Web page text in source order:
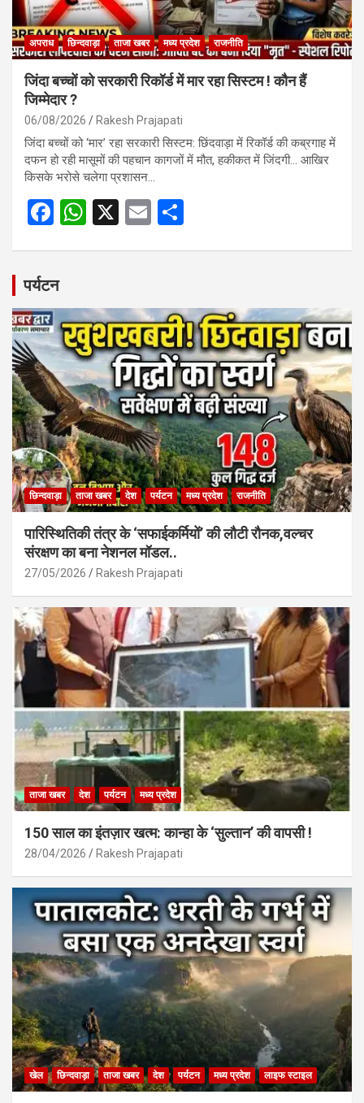
अपराध छिन्दवाड़ा ताजा खबर मध्य प्रदेश राजनीति
जिंदा बच्चों को सरकारी रिकॉर्ड में मार रहा सिस्टम ! कौन हैं
जिम्मेदार ?
06/08/2026 Rakesh Prajapati
जिंदा बच्चों को ‘मार’ रहा सरकारी सिस्टम: छिंदवाड़ा में रिकॉर्ड की कब्रगाह में
दफन हो रही मासूमों की पहचान कागजों में मौत, हकीकत में जिंदगी… आखिर
किसके भरोसे चलेगा प्रशासन…
F
b
o
o
k
W
A
p
p
X
E
पर्यटन
छिन्दवाड़ा ताजा खबर देश पर्यटन मध्य प्रदेश राजनीति
पारिस्थितिकी तंत्र के ‘सफाईकर्मियों’ की लौटी रौनक,वल्चर
संरक्षण का बना नेशनल मॉडल..
27/05/2026 Rakesh Prajapati
ताजा खबर देश पर्यटन मध्य प्रदेश
150 साल का इंतज़ार खत्म: कान्हा के ‘सुल्तान’ की वापसी !
28/04/2026 Rakesh Prajapati
खेल छिन्दवाड़ा ताजा खबर देश पर्यटन मध्य प्रदेश लाइफ स्टाइल